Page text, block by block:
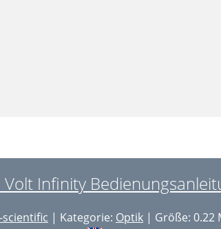
Infinity
scientific | Kategorie: Optik | Größe: 0.22